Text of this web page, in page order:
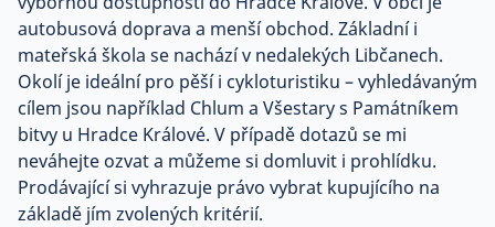
autobusová doprava a menší obchod. Základní i
mateřská škola se nachází v nedalekých Libčanech.
Okolí je ideální pro pěší i cykloturistiku – vyhledávaným
cílem jsou například Chlum a Všestary s Památníkem
bitvy u Hradce Králové. V případě dotazů se mi
neváhejte ozvat a můžeme si domluvit i prohlídku.
Prodávající si vyhrazuje právo vybrat kupujícího na
základě jím zvolených kritérií.